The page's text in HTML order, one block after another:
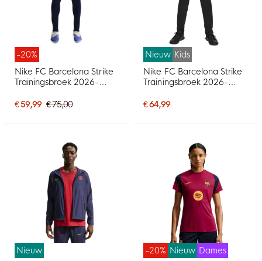
-20%
Nike FC Barcelona Strike
Trainingsbroek 2026-
Geel
€ 59,99 € 75,00
Nieuw Kids
Nike FC Barcelona Strike
Trainingsbroek 2026-
Goud
€ 64,99
Nieuw
-20% Nieuw Dames